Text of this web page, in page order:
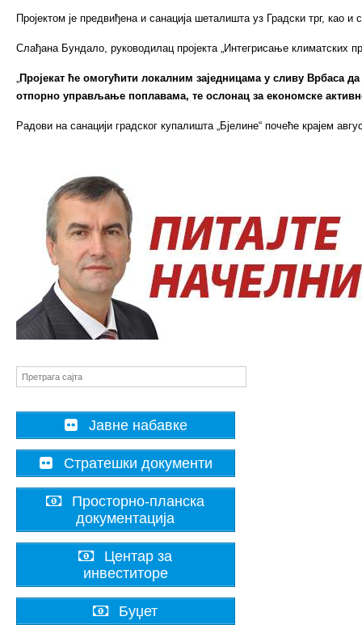
Пројектом је предвиђена и санација шеталишта уз Градски трг,
Слађана Бундало, руководилац пројекта „Интегрисање климатских
„Пројекат ће омогућити локалним заједницама у сливу Врбаса
отпорно управљање поплавама, те ослонац за економске
Радови на санацији градског купалишта „Бјелине“ почеће крајем
Јавне набавке
Стратешки документи
Просторно-планска
документација
Центар за
инвеститоре
Буџет